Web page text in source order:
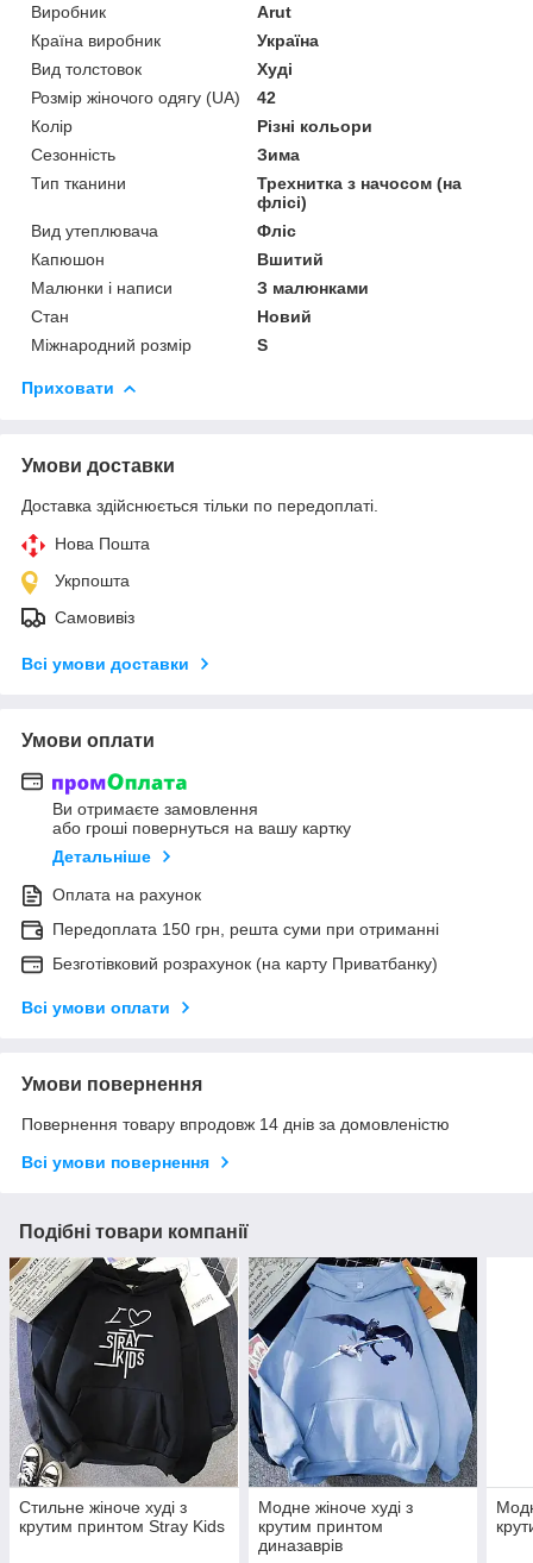
Виробник
Arut
Країна виробник
Україна
Вид толстовок
Худі
Розмір жіночого одягу (UA)
42
Колір
Різні кольори
Сезонність
Зима
Тип тканини
Трехнитка з начосом (на
флісі)
Вид утеплювача
Фліс
Капюшон
Вшитий
Малюнки і написи
З малюнками
Стан
Новий
Міжнародний розмір
S
Приховати
Умови доставки
Доставка здійснюється тільки по передоплаті.
Нова Пошта
Укрпошта
Самовивіз
Всі умови доставки
Умови оплати
Ви отримаєте замовлення
або гроші повернуться на вашу картку
Детальніше
Оплата на рахунок
Передоплата 150 грн, решта суми при отриманні
Безготівковий розрахунок (на карту Приватбанку)
Всі умови оплати
Умови повернення
Повернення товару впродовж 14 днів за домовленістю
Всі умови повернення
Подібні товари компанії
Стильне жіноче худі з
крутим принтом Stray Kids
Модне жіноче худі з
крутим принтом
диназаврів